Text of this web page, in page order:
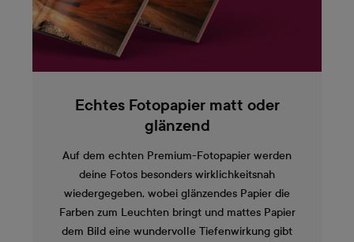
Echtes Fotopapier matt oder
glänzend
Auf dem echten Premium-Fotopapier werden
deine Fotos besonders wirklichkeitsnah
wiedergegeben, wobei glänzendes Papier die
Farben zum Leuchten bringt und mattes Papier
dem Bild eine wundervolle Tiefenwirkung gibt